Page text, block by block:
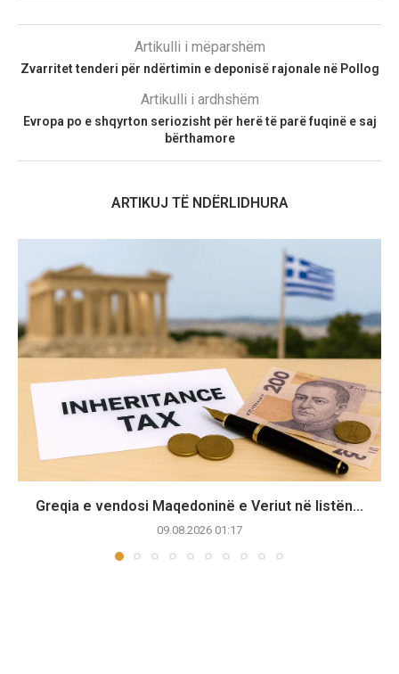
Artikulli i mëparshëm
Zvarritet tenderi për ndërtimin e deponisë rajonale në Pollog
Artikulli i ardhshëm
Evropa po e shqyrton seriozisht për herë të parë fuqinë e saj
bërthamore
ARTIKUJ TË NDËRLIDHURA
Greqia e vendosi Maqedoninë e Veriut në listën...
09.08.2026 01:17